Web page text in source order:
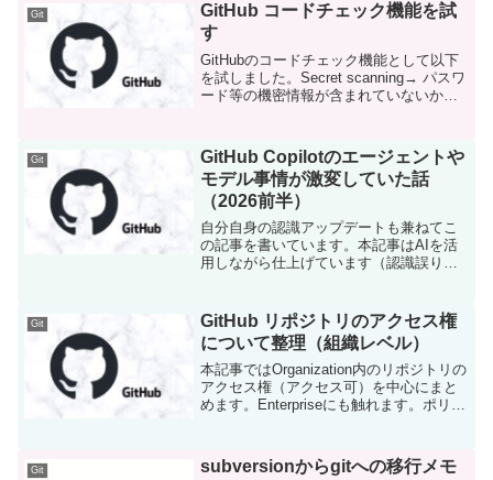
Git
GitHub コードチェック機能を試
す
GitHubのコードチェック機能として以下
を試しました。Secret scanning→ パスワ
ード等の機密情報が含まれていないかチ
析）以下、目次となりま...
Git
GitHub Copilotのエージェントや
モデル事情が激変していた話
（2026前半）
自分自身の認識アップデートも兼ねてこ
の記事を書いています。本記事はAIを活
用しながら仕上げています（認識誤りは
のCLI開発や巨大コード解析はClaud...
Git
GitHub リポジトリのアクセス権
について整理（組織レベル）
本記事ではOrganization内のリポジトリの
アクセス権（アクセス可）を中心にまと
めます。Enterpriseにも触れます。ポリシ
リに...
Git subversionからgitへの移行メモ